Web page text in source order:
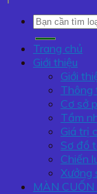
Tìm
kiếm:
Trang chủ
Giới thiệu
Giới
Thông
Cơ sở
Tầm
Giá trị
Sơ đồ
Chiến
Xưởng
MÀN